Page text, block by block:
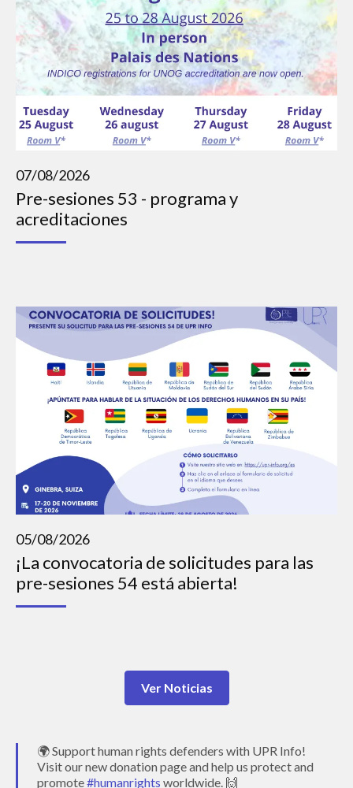
07/08/2026
Pre-sesiones 53 - programa y
acreditaciones
05/08/2026
¡La convocatoria de solicitudes para las
pre-sesiones 54 está abierta!
Ver Noticias
🌍 Support human rights defenders with UPR Info!
Visit our new donation page and help us protect and
promote#humanrights worldwide. 🙌